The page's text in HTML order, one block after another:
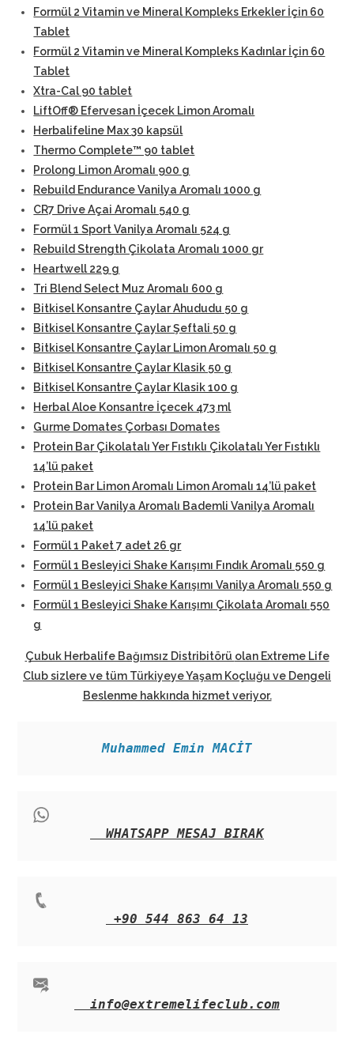
Formül 2 Vitamin ve Mineral Kompleks Erkekler İçin 60
Tablet
Formül 2 Vitamin ve Mineral Kompleks Kadınlar İçin 60
Tablet
Xtra-Cal 90 tablet
LiftOff® Efervesan İçecek Limon Aromalı
Herbalifeline Max 30 kapsül
Thermo Complete™ 90 tablet
Prolong Limon Aromalı 900 g
Rebuild Endurance Vanilya Aromalı 1000 g
CR7 Drive Açai Aromalı 540 g
Formül 1 Sport Vanilya Aromalı 524 g
Rebuild Strength Çikolata Aromalı 1000 gr
Heartwell 229 g
Tri Blend Select Muz Aromalı 600 g
Bitkisel Konsantre Çaylar Ahududu 50 g
Bitkisel Konsantre Çaylar Şeftali 50 g
Bitkisel Konsantre Çaylar Limon Aromalı 50 g
Bitkisel Konsantre Çaylar Klasik 50 g
Bitkisel Konsantre Çaylar Klasik 100 g
Herbal Aloe Konsantre İçecek 473 ml
Gurme Domates Çorbası Domates
Protein Bar Çikolatalı Yer Fıstıklı Çikolatalı Yer Fıstıklı
14’lü paket
Protein Bar Limon Aromalı Limon Aromalı 14’lü paket
Protein Bar Vanilya Aromalı Bademli Vanilya Aromalı
14’lü paket
Formül 1 Paket 7 adet 26 gr
Formül 1 Besleyici Shake Karışımı Fındık Aromalı 550 g
Formül 1 Besleyici Shake Karışımı Vanilya Aromalı 550 g
Formül 1 Besleyici Shake Karışımı Çikolata Aromalı 550
g
Çubuk Herbalife Bağımsız Distribitörü olan Extreme Life
Club sizlere ve tüm Türkiyeye Yaşam Koçluğu ve Dengeli
Beslenme hakkında hizmet veriyor.
Muhammed Emin MACİT
WHATSAPP MESAJ BIRAK
+90 544 863 64 13
info@extremelifeclub.com